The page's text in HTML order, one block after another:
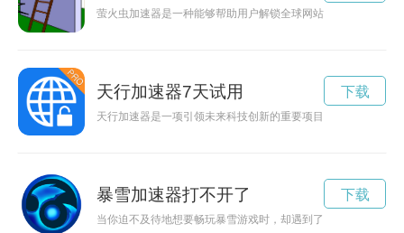
萤火虫加速器是一种能够帮助用户解锁全球网站，提高网络速
天行加速器7天试用
天行加速器是一项引领未来科技创新的重要项目，通过提供强
下载
暴雪加速器打不开了
当你迫不及待地想要畅玩暴雪游戏时，却遇到了网络卡顿、游
下载